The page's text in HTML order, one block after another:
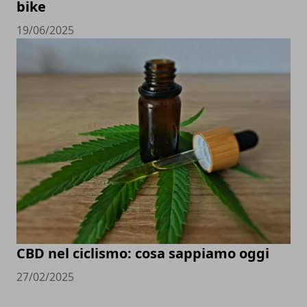
bike
19/06/2025
CBD nel ciclismo: cosa sappiamo oggi
27/02/2025